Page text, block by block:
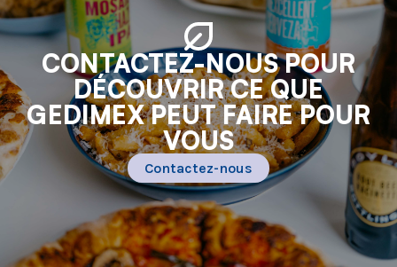
CONTACTEZ-NOUS POUR
DÉCOUVRIR CE QUE
GEDIMEX PEUT FAIRE POUR
VOUS
Contactez-nous